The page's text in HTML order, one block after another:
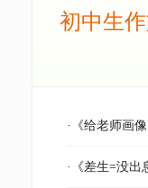
初中生
·《给老师画
·《差生=没出